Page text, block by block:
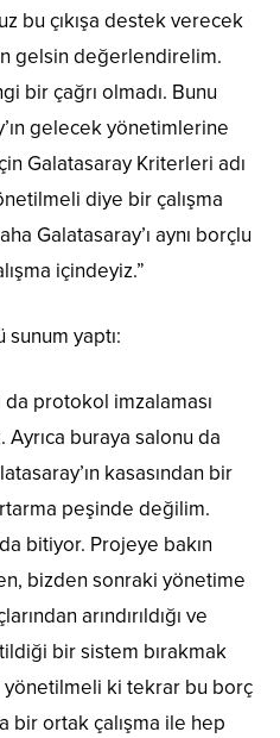
bu çıkışa destek verecek
gelsin değerlendirelim.
bir çağrı olmadı. Bunu
gelecek yönetimlerine
Galatasaray Kriterleri adı
diye bir çalışma
Galatasaray’ı aynı borçlu
içindeyiz.”
yaptı:
da protokol imzalaması
Ayrıca buraya salonu da
kasasından bir
peşinde değilim.
bitiyor. Projeye bakın
bizden sonraki yönetime
arındırıldığı ve
bir sistem bırakmak
yönetilmeli ki tekrar bu borç
bir ortak çalışma ile hep